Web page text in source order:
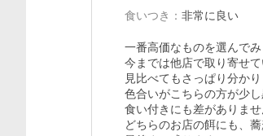
食いつき ： 非常に良い
一番高価なものを選んでみ
今までは他店で取り寄せ
見比べてもさっぱり分かり
色合いがこちらの方が少
食い付きにも差がありませ
どちらのお店の餌にも、